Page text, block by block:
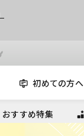
初めての方へ
おすすめ特集